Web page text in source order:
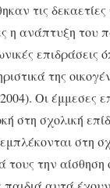
τις δεκαετίες
η ανάπτυξη του
επιδράσεις
της
Οι έμμεσες
στη σχολική
εμπλέκονται στη
την αίσθηση